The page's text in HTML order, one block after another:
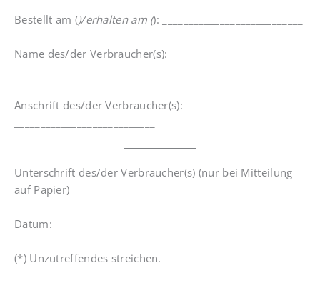
Bestellt am ()/erhalten am (): ___________________________
Name des/der Verbraucher(s):
Anschrift des/der Verbraucher(s):
Unterschrift des/der Verbraucher(s) (nur bei Mitteilung
auf Papier)
Datum: ___________________________
(*) Unzutreffendes streichen.